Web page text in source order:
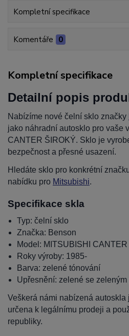
Kompletní specifikace
Komentáře 0
Kompletní specifikace
Detailní popis
Nabízíme nové čelní sklo značky
jako náhradní autosklo pro vaše
CANTER ŠIROKÝ. Sklo je
bezpečnost a přesné usazení.
Hledáte sklo pro konkrétní
nabídku pro Mitsubishi.
Specifikace skla
Typ: čelní sklo
Značka: Benson
Model: MITSUBISHI
Roky výroby: 1985-
Barva: zelené tónování
Upřesnění: zelené se zeleným
Veškerá námi nabízená autoskla
určena k legálnímu prodeji a
republiky.